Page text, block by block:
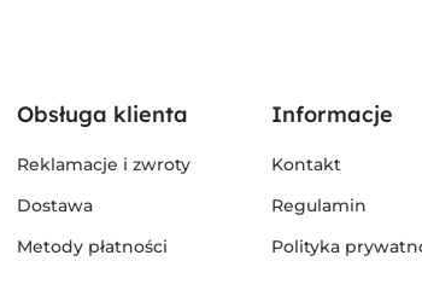
Obsługa klienta
Reklamacje i zwroty
Dostawa
Metody płatności
Informacje
Kontakt
Regulamin
Polityka